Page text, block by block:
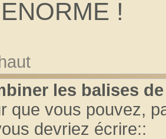
ENORME !
les balises
que vous pouvez,
devriez écrire::